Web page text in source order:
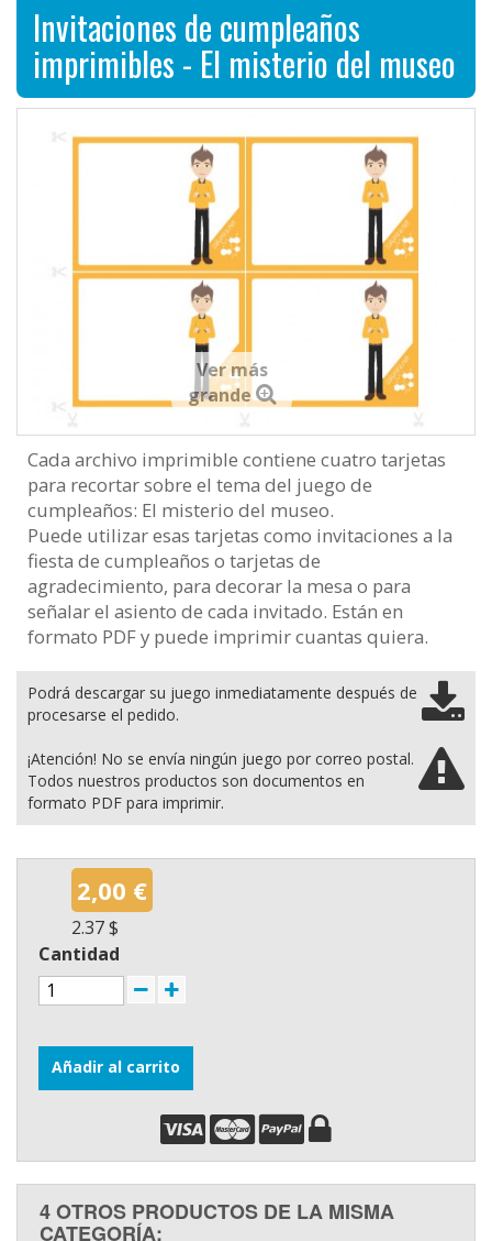
Invitaciones de cumpleaños
imprimibles - El misterio del museo
Ver más
grande
Cada archivo imprimible contiene cuatro tarjetas
para recortar sobre el tema del juego de
cumpleaños: El misterio del museo.
Puede utilizar esas tarjetas como invitaciones a la
fiesta de cumpleaños o tarjetas de
agradecimiento, para decorar la mesa o para
señalar el asiento de cada invitado. Están en
formato PDF y puede imprimir cuantas quiera.
Podrá descargar su juego inmediatamente después de
procesarse el pedido.
¡Atención! No se envía ningún juego por correo postal.
Todos nuestros productos son documentos en
formato PDF para imprimir.
2,00 €
2.37 $
Cantidad
Añadir al carrito
4 OTROS PRODUCTOS DE LA MISMA
CATEGORÍA: